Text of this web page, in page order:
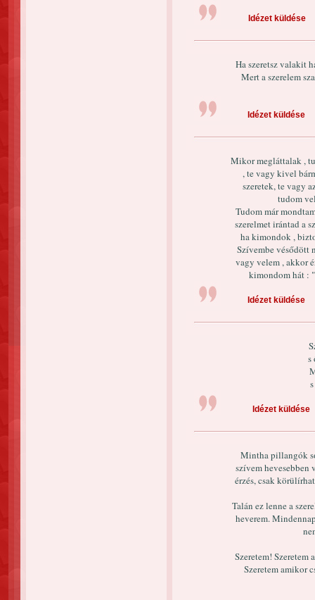
Idézet küldése
Ha szeretsz valakit
Mert a szerelem
Idézet küldése
Mikor megláttalak ,
, te vagy kivel
szeretek, te vagy
tudom
Tudom már
szerelmet irántad a
ha kimondok ,
Szívembe vésődött
vagy velem , akkor
kimondom hát :
Idézet küldése
s
Idézet küldése
Mintha pillangók
szívem hevesebben
érzés, csak
Talán ez lenne a
heverem.
Szeretem! Szeretem
Szeretem amikor